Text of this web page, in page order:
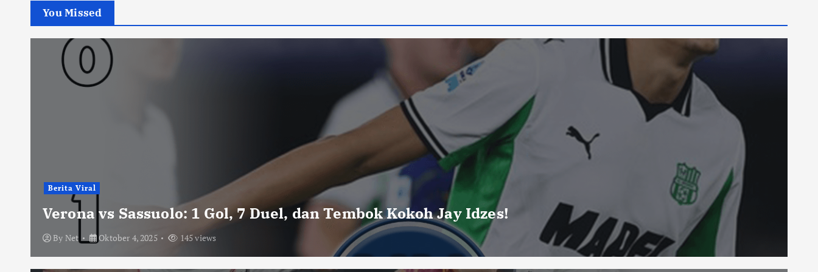
You Missed
Berita Viral
Verona vs Sassuolo: 1 Gol, 7 Duel, dan Tembok Kokoh Jay Idzes!
By Net Oktober 4, 2025 145 views